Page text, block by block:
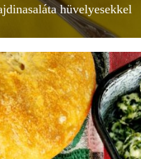
hüvelyesekkel